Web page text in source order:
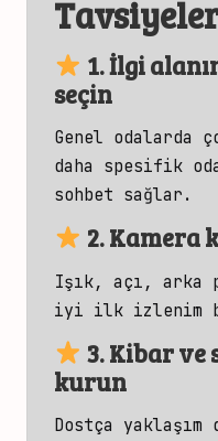
1. İlgi
seçin
Genel odalarda
daha spesifik
sohbet sağlar.
2. Kamera
Işık, açı, arka
iyi ilk izlenim
3. Kibar ve
kurun
Dostça